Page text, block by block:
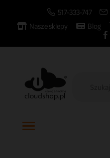
517-333-747
Nasze sklepy
Blog